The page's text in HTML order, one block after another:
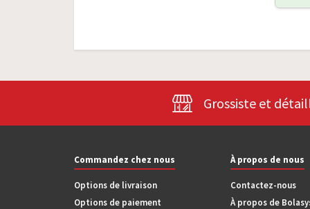
Grossiste et
Commandez chez nous
Options de livraison
Options de paiement
À propos de nous
Contactez-nous
À propos de